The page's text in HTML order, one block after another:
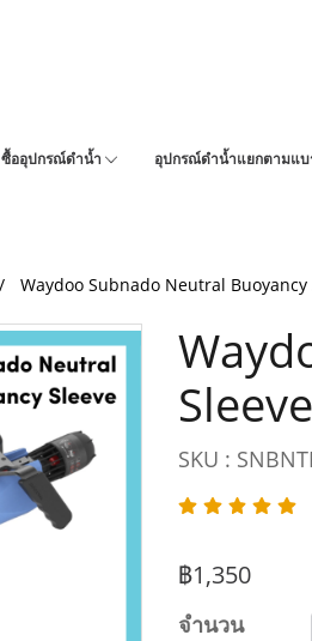
ซื้ออุปกรณ์ดำน้ำ อุปกรณ์ดำน้ำแยกตามแ
Waydoo Subnado Neutral Buoyancy
Sleeve
SKU :
฿1,350
จำนวน